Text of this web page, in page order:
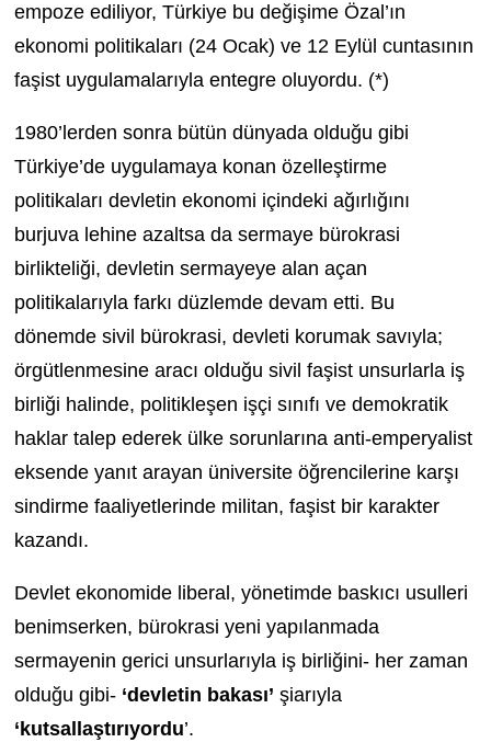
empoze ediliyor, Türkiye bu değişime Özal’ın
ekonomi politikaları (24 Ocak) ve 12 Eylül cuntasının
faşist uygulamalarıyla entegre oluyordu. (*)
1980’lerden sonra bütün dünyada olduğu gibi
Türkiye’de uygulamaya konan özelleştirme
politikaları devletin ekonomi içindeki ağırlığını
burjuva lehine azaltsa da sermaye bürokrasi
birlikteliği, devletin sermayeye alan açan
politikalarıyla farkı düzlemde devam etti. Bu
dönemde sivil bürokrasi, devleti korumak savıyla;
örgütlenmesine aracı olduğu sivil faşist unsurlarla iş
birliği halinde, politikleşen işçi sınıfı ve demokratik
haklar talep ederek ülke sorunlarına anti-emperyalist
eksende yanıt arayan üniversite öğrencilerine karşı
sindirme faaliyetlerinde militan, faşist bir karakter
kazandı.
Devlet ekonomide liberal, yönetimde baskıcı usulleri
benimserken, bürokrasi yeni yapılanmada
sermayenin gerici unsurlarıyla iş birliğini- her zaman
olduğu gibi- ‘devletin bakası’ şiarıyla
‘kutsallaştırıyordu’.